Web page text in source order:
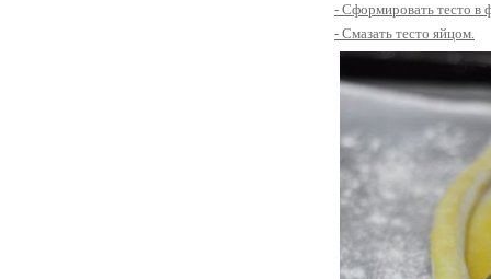
- Сформировать тесто в
- Смазать тесто яйцом.